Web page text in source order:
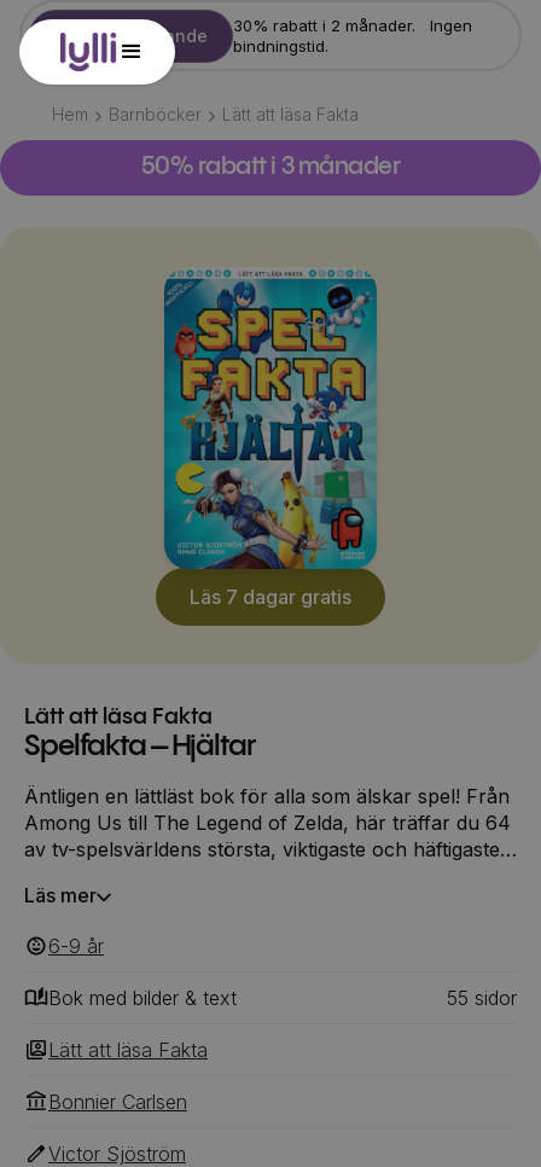
Starta erbjudande
30% rabatt i 2 månader. Ingen
bindningstid.
Hem Barnböcker Lätt att läsa Fakta
50% rabatt i 3 månader
Läs 7 dagar gratis
Lätt att läsa Fakta
Spelfakta – Hjältar
Äntligen en lättläst bok för alla som älskar spel! Från
Among Us till The Legend of Zelda, här träffar du 64
av tv-spelsvärldens största, viktigaste och häftigaste
och bilder från spel som Super Mario, Sonic,
Läs mer
6-9 ‎‎ år
Bok med bilder & text 55 ‎‎ sidor
Lätt att läsa Fakta
Bonnier Carlsen
Victor Sjöström